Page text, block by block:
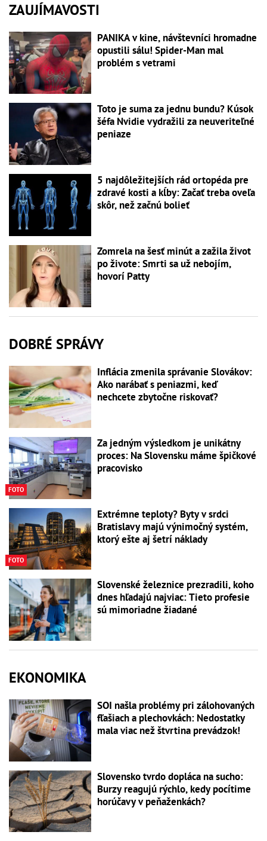
ZAUJÍMAVOSTI
PANIKA v kine, návštevníci hromadne
opustili sálu! Spider-Man mal
problém s vetrami
Toto je suma za jednu bundu? Kúsok
šéfa Nvidie vydražili za neuveriteľné
peniaze
5 najdôležitejších rád ortopéda pre
zdravé kosti a kĺby: Začať treba oveľa
skôr, než začnú bolieť
Zomrela na šesť minút a zažila život
po živote: Smrti sa už nebojím,
hovorí Patty
DOBRÉ SPRÁVY
Inflácia zmenila správanie Slovákov:
Ako narábať s peniazmi, keď
nechcete zbytočne riskovať?
FOTO
Za jedným výsledkom je unikátny
proces: Na Slovensku máme špičkové
pracovisko
FOTO
Extrémne teploty? Byty v srdci
Bratislavy majú výnimočný systém,
ktorý ešte aj šetrí náklady
Slovenské železnice prezradili, koho
dnes hľadajú najviac: Tieto profesie
sú mimoriadne žiadané
EKONOMIKA
SOI našla problémy pri zálohovaných
fľašiach a plechovkách: Nedostatky
mala viac než štvrtina prevádzok!
Slovensko tvrdo dopláca na sucho:
Burzy reagujú rýchlo, kedy pocítime
horúčavy v peňaženkách?